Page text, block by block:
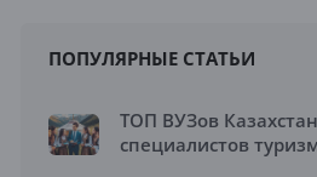
ПОПУЛЯРНЫЕ СТАТЬИ
ТОП ВУЗов
специалистов